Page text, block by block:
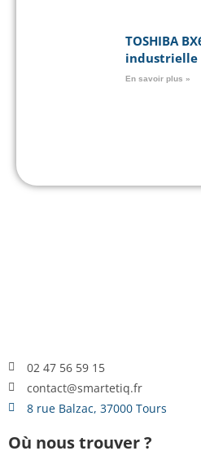
TOSHIBA
industrielle
En savoir plus »
02 47 56 59 15
contact@smartetiq.fr
8 rue Balzac, 37000 Tours
Où nous trouver ?